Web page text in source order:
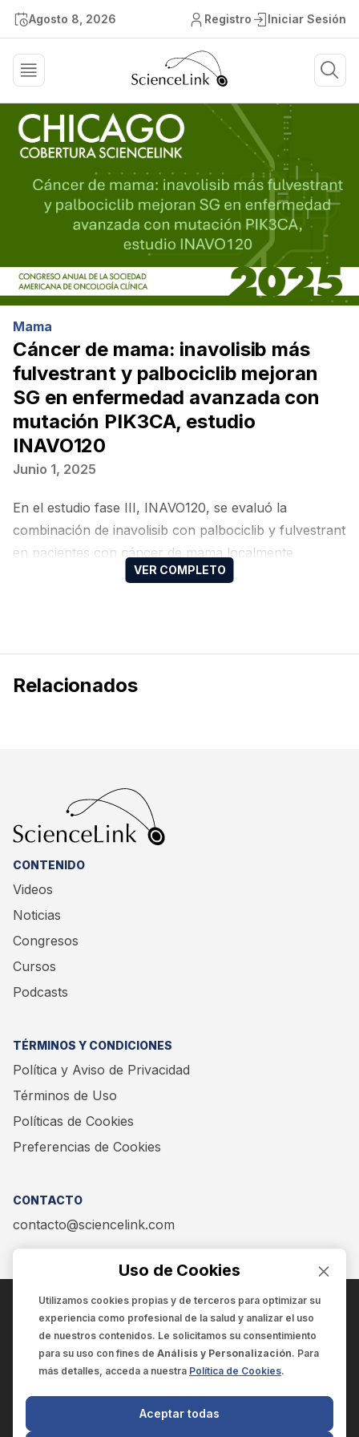
Agosto 8, 2026 Registro Iniciar Sesión
Mama
Cáncer de mama: inavolisib más
fulvestrant y palbociclib mejoran
SG en enfermedad avanzada con
mutación PIK3CA, estudio
INAVO120
Junio 1, 2025
En el estudio fase III, INAVO120, se evaluó la
combinación de inavolisib con palbociclib y fulvestrant
en pacientes con cáncer de mama localmente
avanzado o metastásico, con receptores hormonales
Relacionados
CONTENIDO
Videos
Noticias
Congresos
Cursos
Podcasts
TÉRMINOS Y CONDICIONES
Política y Aviso de Privacidad
Términos de Uso
Políticas de Cookies
Preferencias de Cookies
CONTACTO
contacto@sciencelink.com
ENCUÉNTRANOS EN:
SCIENCELINK
Uso de Cookies
Utilizamos cookies propias y de terceros para optimizar su
experiencia como profesional de la salud y analizar el uso
de nuestros contenidos. Le solicitamos su consentimiento
para su uso con fines de Análisis y Personalización. Para
más detalles, acceda a nuestra Política de Cookies.
Aceptar todas